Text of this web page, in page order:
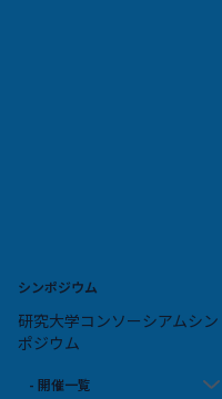
シンポジウム
研究大学コンソーシアムシン
ポジウム
- 開催一覧